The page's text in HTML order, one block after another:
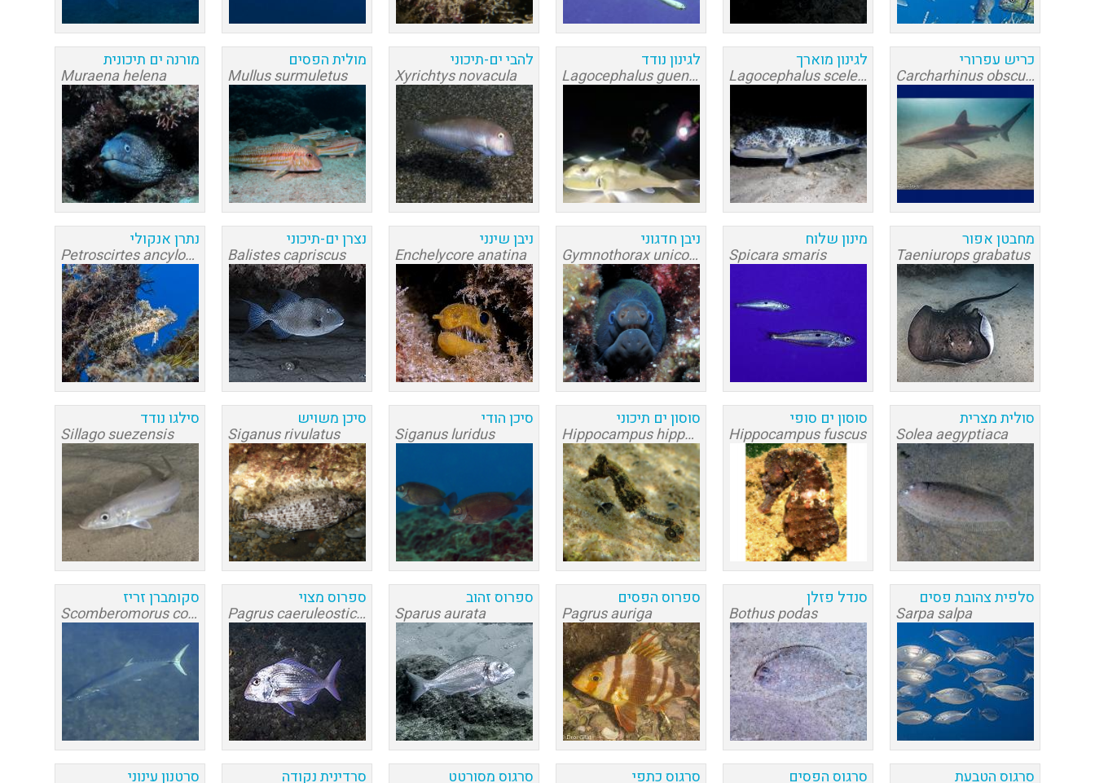
כריש עפרורי
Carcharhinus obscurus
לגינון מוארך
Lagocephalus sceleratus
לגינון נודד
Lagocephalus guentheri
להבי ים-תיכוני
Xyrichtys novacula
מולית הפסים
Mullus surmuletus
מורנה ים תיכונית
Muraena helena
מחבטן אפור
Taeniurops grabatus
מינון שלוח
Spicara smaris
ניבן חדגוני
Gymnothorax unicolor
ניבן שינני
Enchelycore anatina
נצרן ים-תיכוני
Balistes capriscus
נתרן אנקולי
Petroscirtes ancylodon
סולית מצרית
Solea aegyptiaca
סוסון ים סופי
Hippocampus fuscus
סוסון ים תיכוני
Hippocampus hippocampus
סיכן הודי
Siganus luridus
סיכן משויש
Siganus rivulatus
סילגו נודד
Sillago suezensis
סלפית צהובת פסים
Sarpa salpa
סנדל פזלן
Bothus podas
ספרוס הפסים
Pagrus auriga
ספרוס זהוב
Sparus aurata
ספרוס מצוי
Pagrus caeruleostictus
סקומברן זריז
Scomberomorus commerson
סרגוס הטבעת סרגוס הפסים סרגוס כתפי סרגוס מסורטט סרדינית נקודה סרטנון עינוני